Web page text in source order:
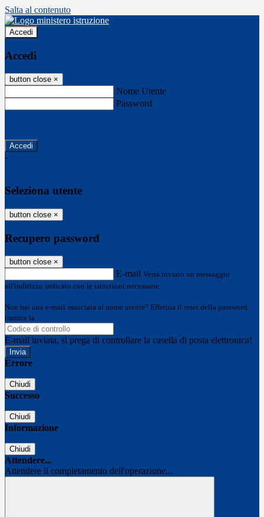
Salta al contenuto
Accedi
Accedi
button close ×
Nome Utente
Password
-
Seleziona utente
button close ×
Recupero password
button close ×
E-mail Verrà inviato un messaggio
all'indirizzo indicato con le istruzioni necessarie.
Non hai una e-mail associata al nome utente? Effettua il reset della password
tramite la
E-mail inviata, si prega di controllare la casella di posta elettronica!
Errore
Chiudi
Successo
Chiudi
Informazione
Chiudi
Attendere...
Attendere il completamento dell'operazione...